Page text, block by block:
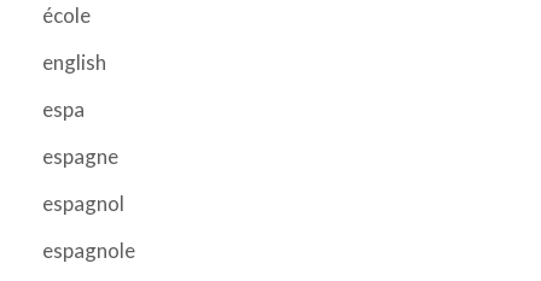
école
english
espa
espagne
espagnol
espagnole